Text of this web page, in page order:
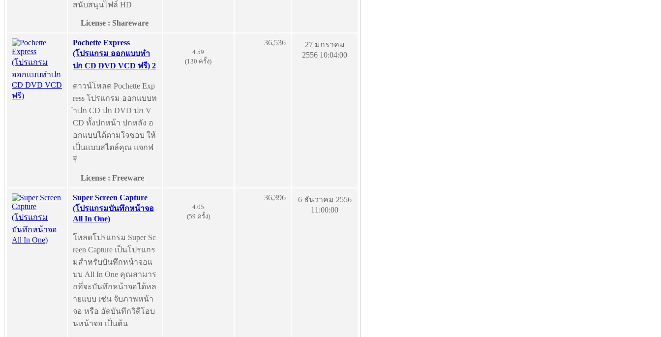
สนับสนุนไฟล์ HD
License : Shareware
Pochette Express
(โปรแกรม ออกแบบทำ
ปก CD DVD VCD ฟรี) 2
ดาวน์โหลด Pochette Exp
ress โปรแกรม ออกแบบท
ำปก CD ปก DVD ปก V
CD ทั้งปกหน้า ปกหลัง อ
อกแบบได้ตามใจชอบ ให้
เป็นแบบสไตล์คุณ แจกฟ
รี
License : Freeware
4.59
(130 ครั้ง)
36,536
27 มกราคม
2556 10:04:00
Super Screen Capture
(โปรแกรมบันทึกหน้าจอ
All In One)
โหลดโปรแกรม Super Sc
reen Capture เป็นโปรแกร
มสำหรับบันทึกหน้าจอแ
บบ All In One คุณสามาร
ถที่จะบันทึกหน้าจอได้หล
ายแบบ เช่น จับภาพหน้า
จอ หรือ อัดบันทึกวิดีโอบ
นหน้าจอ เป็นต้น
4.05
(59 ครั้ง)
36,396
6 ธันวาคม 2556
11:00:00